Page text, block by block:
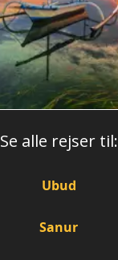
Se alle rejser til:
Ubud
Sanur